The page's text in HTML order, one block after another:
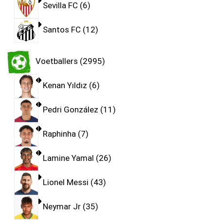
Sevilla FC 6
Santos FC 12
Voetballers 2995
Kenan Yıldız 6
Pedri González 11
Raphinha 7
Lamine Yamal 26
Lionel Messi 43
Neymar Jr 35